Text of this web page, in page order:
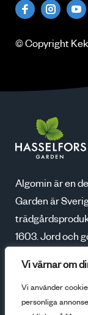
Vi värnar om
Vi använder
personliga
© Copyright
Algomin är en
Garden är
1603. Jord och
vi för en bättre